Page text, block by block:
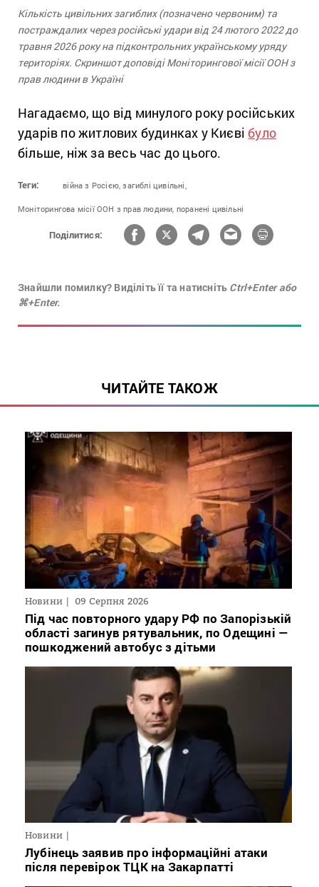
Кількість цивільних загиблих (позначено червоним) та
постраждалих через російські удари від 24 лютого 2022 до
травня 2026 року на підконтрольних українському уряду
територіях. Скриншот доповіді Моніторингової місії ООН з
прав людини в Україні
Нагадаємо, що від минулого року російських
ударів по житлових будинках у Києвібуло
більше, ніж за весь час до цього.
Теги: війна з Росією, загиблі цивільні,
Моніторингова місії ООН з прав людини, поранені цивільні
Поділитися:
Знайшли помилку? Виділіть її та натисніть Ctrl+Enter або
⌘+Enter.
ЧИТАЙТЕ ТАКОЖ
Новини 09 Серпня 2026
Під час повторного удару РФ по Запорізькій
області загинув рятувальник, по Одещині —
пошкоджений автобус з дітьми
Новини
Лубінець заявив про інформаційні атаки
після перевірок ТЦК на Закарпатті